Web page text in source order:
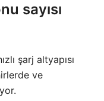
sayısı
şarj altyapısı
ve